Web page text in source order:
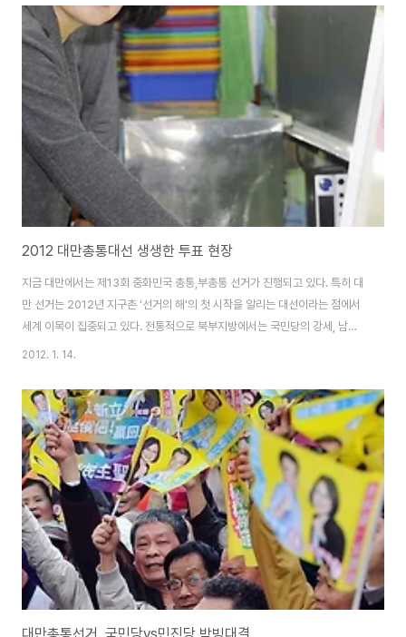
% 득표율, 약 80만표를 앞서 마잉지우 총통이 연임에 성공하였다. 마잉지우
총통의 공략을 간단히 요략해보면, 행정부가 내년부터 대만의 ‘행복지수’를 매
년 발표하도록 할 것이라고 했고, 행복지수는 건강과 환경, 평균수명, 어린이 보
육 등 광범위한 문제들을 포함하게 된다. 이러한 지표들이 행정부의 업무부담
을 가중시키기는 하겠지만..
2012 대만총통대선 생생한 투표 현장
지금 대만에서는 제13회 중화민국 총통,부총통 선거가 진행되고 있다. 특히 대
만 선거는 2012년 지구촌 '선거의 해'의 첫 시작을 알리는 대선이라는 점에서
세계 이목이 집중되고 있다. 전통적으로 북부지방에서는 국민당의 강세, 남부
지방에서는 민진당의 텃밭이라는 점은 이번 선거에도 그대로 유지되지 않을까
명이다. 연도 인구수 인구증감 유권자수 유권자수 증감 유권자수∕인구수（%）
2012 — — 18,086,455 764,833 — 2008 22,925,311 351,346
17,321,622 814,443 75.56% 2004 22,573,965 439,188
16,507,179 1,044,554 73.12% 2000 22,13..
2012. 1. 14.